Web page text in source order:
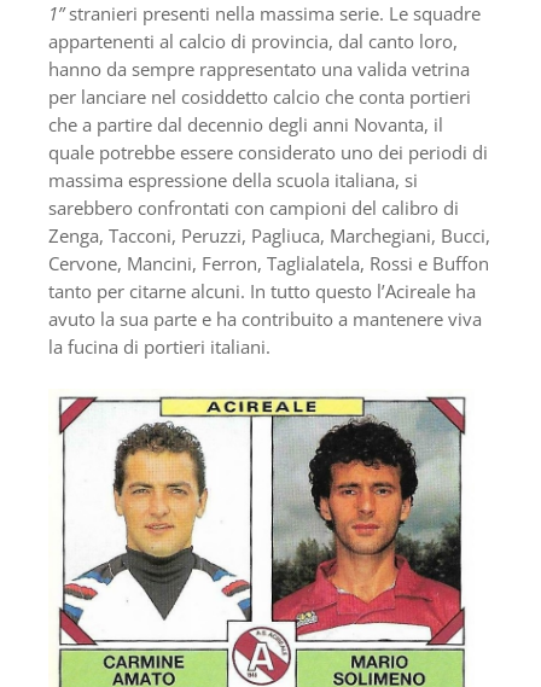
1”stranieri presenti nella massima serie. Le squadre
appartenenti al calcio di provincia, dal canto loro,
hanno da sempre rappresentato una valida vetrina
per lanciare nel cosiddetto calcio che conta portieri
che a partire dal decennio degli anni Novanta, il
quale potrebbe essere considerato uno dei periodi di
massima espressione della scuola italiana, si
sarebbero confrontati con campioni del calibro di
Zenga, Tacconi, Peruzzi, Pagliuca, Marchegiani, Bucci,
Cervone, Mancini, Ferron, Taglialatela, Rossi e Buffon
tanto per citarne alcuni. In tutto questo l’Acireale ha
avuto la sua parte e ha contribuito a mantenere viva
la fucina di portieri italiani.